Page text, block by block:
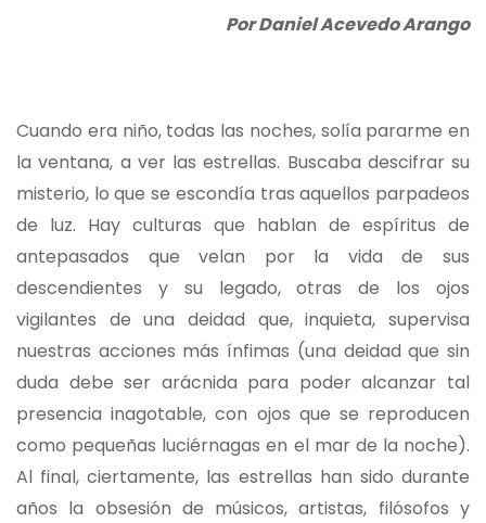
Por Daniel Acevedo Arango
Cuando era niño, todas las noches, solía pararme en
la ventana, a ver las estrellas. Buscaba descifrar su
misterio, lo que se escondía tras aquellos parpadeos
de luz. Hay culturas que hablan de espíritus de
antepasados que velan por la vida de sus
descendientes y su legado, otras de los ojos
vigilantes de una deidad que, inquieta, supervisa
nuestras acciones más ínfimas (una deidad que sin
duda debe ser arácnida para poder alcanzar tal
presencia inagotable, con ojos que se reproducen
como pequeñas luciérnagas en el mar de la noche).
Al final, ciertamente, las estrellas han sido durante
años la obsesión de músicos, artistas, filósofos y